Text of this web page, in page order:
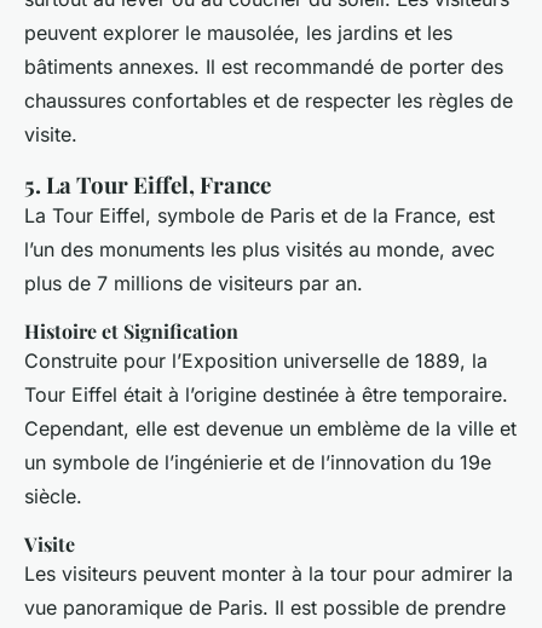
peuvent explorer le mausolée, les jardins et les
bâtiments annexes. Il est recommandé de porter des
chaussures confortables et de respecter les règles de
visite.
5. La Tour Eiffel, France
La Tour Eiffel, symbole de Paris et de la France, est
l’un des monuments les plus visités au monde, avec
plus de 7 millions de visiteurs par an.
Histoire et Signification
Construite pour l’Exposition universelle de 1889, la
Tour Eiffel était à l’origine destinée à être temporaire.
Cependant, elle est devenue un emblème de la ville et
un symbole de l’ingénierie et de l’innovation du 19e
siècle.
Visite
Les visiteurs peuvent monter à la tour pour admirer la
vue panoramique de Paris. Il est possible de prendre